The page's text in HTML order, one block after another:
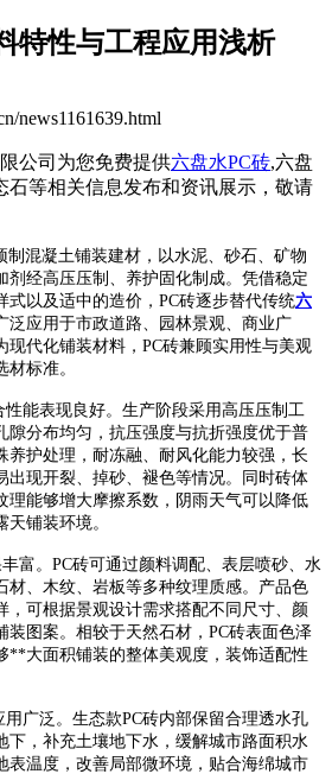
特性与工程应用浅析
news1161639.html
公司为您免费提供六盘水PC砖,六盘
石等相关信息发布和资讯展示，敬请
制混凝土铺装建材，以水泥、砂石、矿物
剂经高压压制、养护固化制成。凭借稳定
式以及适中的造价，PC砖逐步替代传统六
泛应用于市政道路、园林景观、商业广
现代化铺装材料，PC砖兼顾实用性与美观
标准。
能表现良好。生产阶段采用高压压制工
隙分布均匀，抗压强度与抗折强度优于普
养护处理，耐冻融、耐风化能力较强，长
出现开裂、掉砂、褪色等情况。同时砖体
理能够增大摩擦系数，阴雨天气可以降低
铺装环境。
富。PC砖可通过颜料调配、表层喷砂、水
材、木纹、岩板等多种纹理质感。产品色
，可根据景观设计需求搭配不同尺寸、颜
装图案。相较于天然石材，PC砖表面色泽
**大面积铺装的整体美观度，装饰适配性
广泛。生态款PC砖内部保留合理透水孔
下，补充土壤地下水，缓解城市路面积水
表温度，改善局部微环境，贴合海绵城市